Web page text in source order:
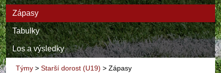
Zápasy
Tabulky
Los a výsledky
Týmy > Starší dorost (U19) > Zápasy